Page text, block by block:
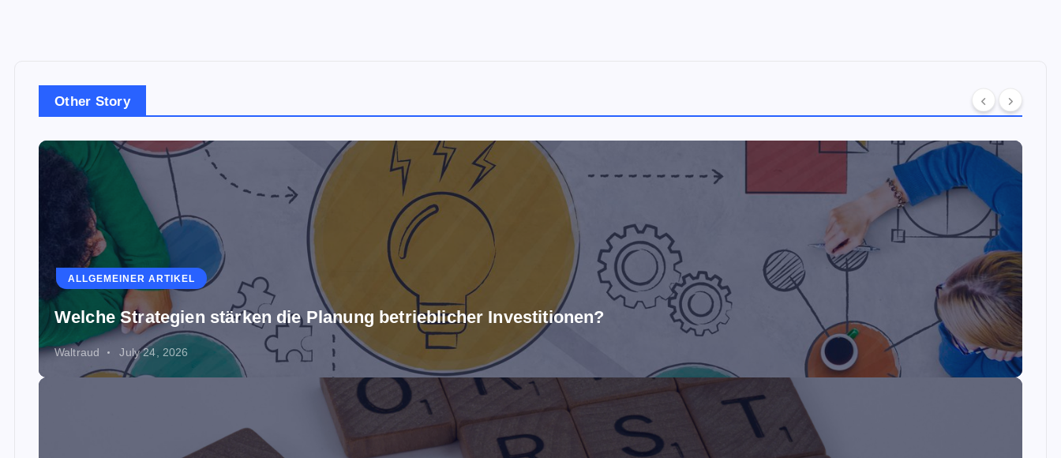
Other Story
ALLGEMEINER ARTIKEL
Welche Strategien stärken die Planung betrieblicher Investitionen?
Waltraud July 24, 2026